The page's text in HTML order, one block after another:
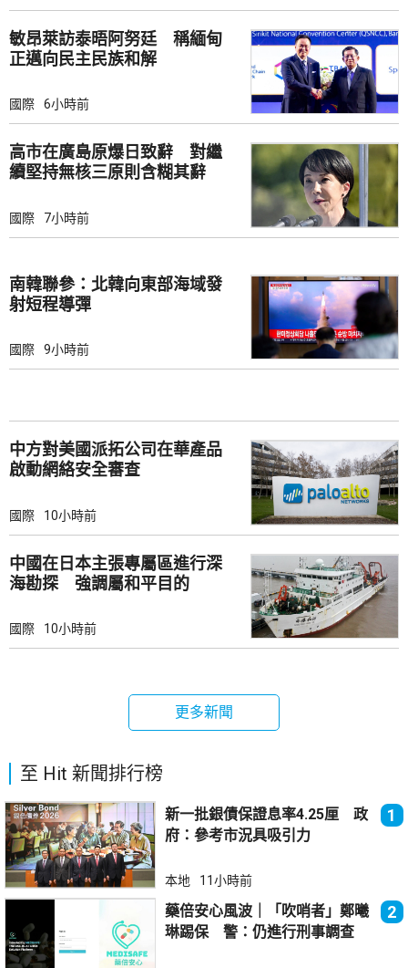
敏昂萊訪泰晤阿努廷 稱緬甸
正邁向民主民族和解
國際 6小時前
高市在廣島原爆日致辭 對繼
續堅持無核三原則含糊其辭
國際 7小時前
南韓聯參：北韓向東部海域發
射短程導彈
國際 9小時前
中方對美國派拓公司在華產品
啟動網絡安全審查
國際 10小時前
中國在日本主張專屬區進行深
海勘探 強調屬和平目的
國際 10小時前
更多新聞
至 Hit 新聞排行榜
新一批銀債保證息率4.25厘 政
府：參考市況具吸引力
1
本地 11小時前
藥倍安心風波｜「吹哨者」鄭曦
琳踢保 警：仍進行刑事調查
2